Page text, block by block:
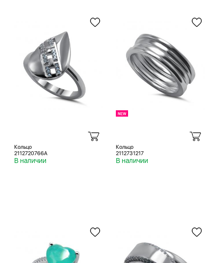
Кольцо
2112720766A
В наличии
Кольцо
2112731217
В наличии